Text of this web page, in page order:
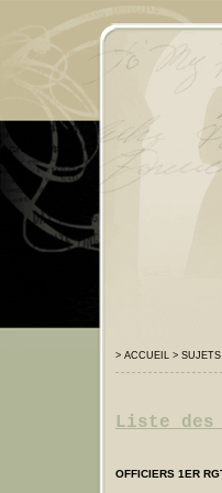
> ACCUEIL > SUJETS
Liste des
OFFICIERS 1ER